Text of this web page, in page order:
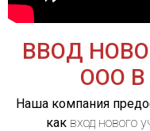
ВВОД
ООО В
Наша компания
каквход нового